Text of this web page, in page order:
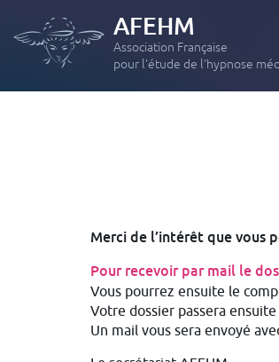
AFEHM
Association Française
pour l'étude de l'hypnose
« intensive »
PERFECTIONNEMENTS
Module 3 : Les grands hypnothérapeute
Module 4 : Hypnose et douleurs : de
Module 5 : Phobies, Anxiété, Dépression,
Merci de l’intérêt que vous
Pour recevoir par mail le
Vous pourrez ensuite le
Votre dossier passera
Un mail vous sera envoyé